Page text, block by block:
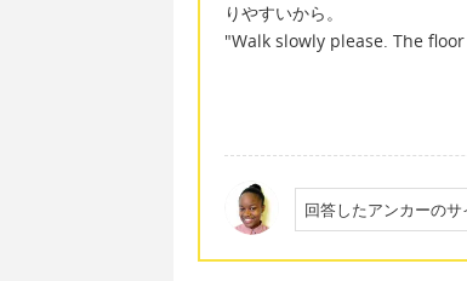
りやすいから。
"Walk slowly please. The floor
回答したアンカーのサ